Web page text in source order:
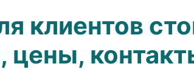
клиентов
цены,